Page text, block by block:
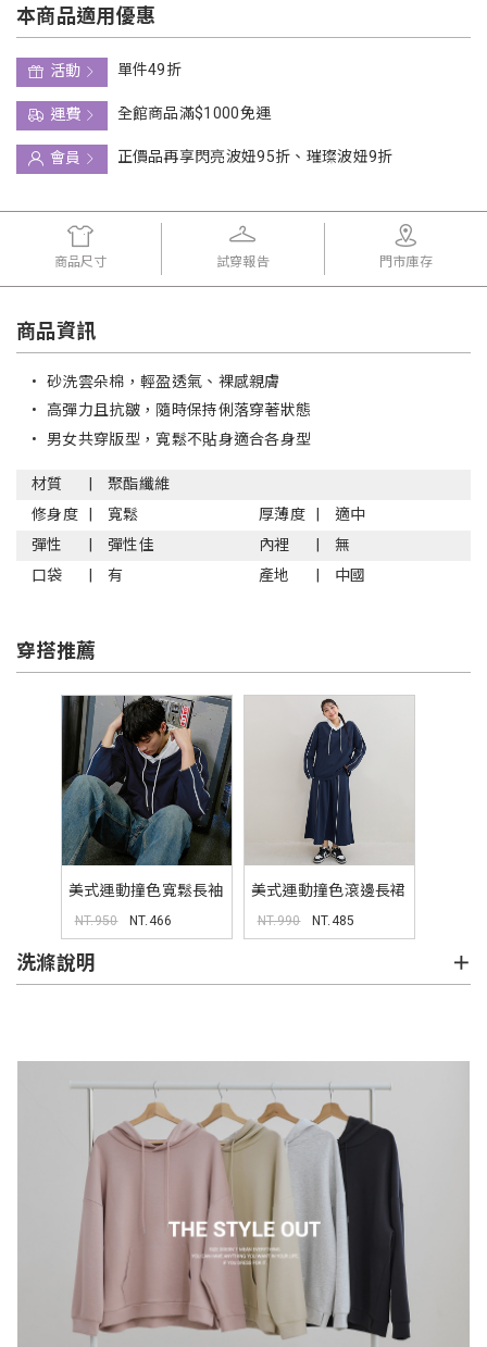
本商品適用優惠
活動
單件49折
運費
全館商品滿$1000免運
會員
正價品再享閃亮波妞95折、璀璨波妞9折
商品尺寸 試穿報告 門市庫存
商品資訊
• 砂洗雲朵棉，輕盈透氣、裸感親膚
• 高彈力且抗皺，隨時保持俐落穿著狀態
• 男女共穿版型，寬鬆不貼身適合各身型
材質
聚酯纖維
修身度
寬鬆 厚薄度
適中
彈性
彈性佳 內裡
無
口袋
有 產地 中國
穿搭推薦
美式運動撞色寬鬆長袖
上衣 (unisex)
NT.950 NT.466
美式運動撞色滾邊長裙
NT.990 NT.485
洗滌說明